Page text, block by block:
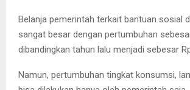
Belanja pemerintah terkait bantuan sosial
sangat besar dengan pertumbuhan
dibandingkan tahun lalu menjadi sebesar
Namun, pertumbuhan tingkat konsumsi,